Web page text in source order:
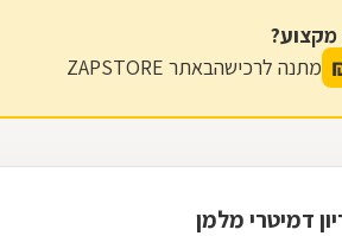
מתנה לרכישהבאתר ZAPSTORE
דמיטרי מלמן